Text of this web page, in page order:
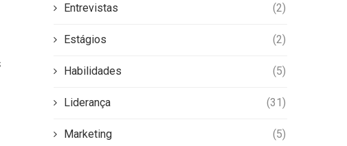
Entrevistas (2)
Estágios (2)
Habilidades (5)
Liderança (31)
Marketing (5)